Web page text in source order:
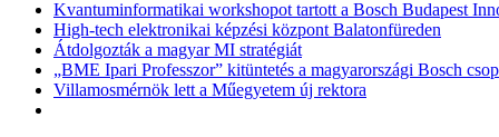
Kvantuminformatikai workshopot tartott a Bosch Budapest
High-tech elektronikai képzési központ Balatonfüreden
Átdolgozták a magyar MI stratégiát
„BME Ipari Professzor” kitüntetés a magyarországi Bosch
Villamosmérnök lett a Műegyetem új rektora